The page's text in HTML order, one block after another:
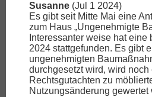
Susanne (Jul 1 2024)
Es gibt seit Mitte Mai eine
zum Haus „Ungenehmigte
Interessanter weise hat
2024 stattgefunden. Es gibt
ungenehmigten
durchgesetzt wird, wird
Rechtsgutachten zu
Nutzungsänderung